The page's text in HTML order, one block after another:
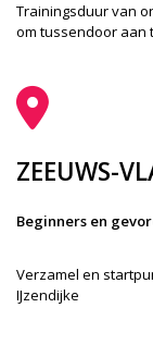
Trainingsduur van
om tussendoor aan
ZEEUWS-
Beginners en
Verzamel en
IJzendijke